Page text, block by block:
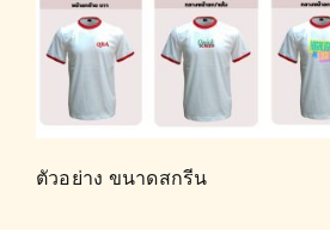
ตัวอย่าง ขนาดสกรีน